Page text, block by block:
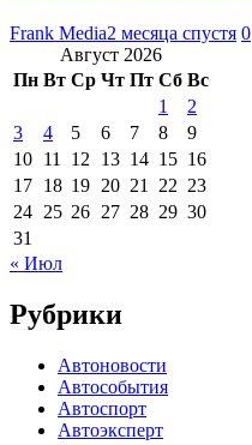
Frank Media2 месяца спустя 0
Август 2026
Пн Вт Ср Чт Пт Сб Вс
1
2
3
4 5 6 7 8
9
10 11 12 13 14 15 16
17 18 19 20 21 22 23
24 25 26 27 28 29 30
31
« Июл
Рубрики
Автоновости
Автособытия
Автоспорт
Автоэксперт